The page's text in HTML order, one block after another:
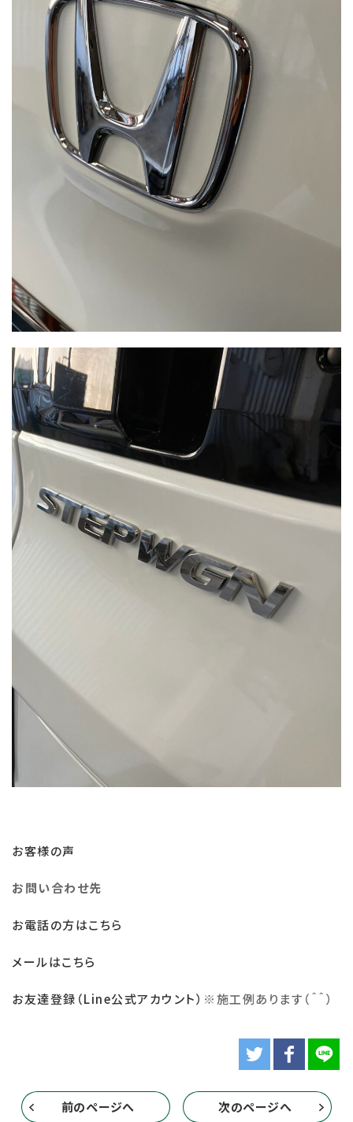
お客様の声
お問い合わせ先
お電話の方はこちら
メールはこちら
お友達登録（Line公式アカウント） ※施工例あります（＾＾）
前のページへ 次のページへ